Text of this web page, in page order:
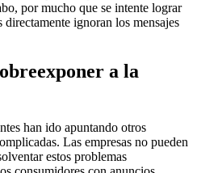
por mucho que se intente lograr
ignoran los mensajes
a la
han ido apuntando otros
Las empresas no pueden
estos problemas